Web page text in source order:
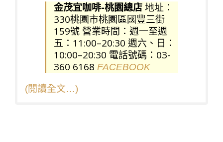
金茂宜咖啡-桃園總店地址：
330桃園市桃園區國豐三街
159號 營業時間：週一至週
五：11:00–20:30 週六、日：
10:00–20:30 電話號碼：03-
360 6168 FACEBOOK
(閱讀全文…)